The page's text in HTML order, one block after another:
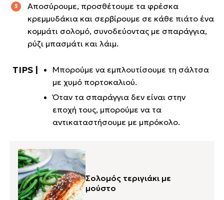
Αποσύρουμε, προσθέτουμε τα φρέσκα
κρεμμυδάκια και σερβίρουμε σε κάθε πιάτο ένα
κομμάτι σολομό, συνοδεύοντας με σπαράγγια,
ρύζι μπασμάτι και λάιμ.
Μπορούμε να εμπλουτίσουμε τη σάλτσα
με χυμό πορτοκαλιού.
Όταν τα σπαράγγια δεν είναι στην
εποχή τους, μπορούμε να τα
αντικαταστήσουμε με μπρόκολο.
Σολομός τεριγιάκι με
μούστο